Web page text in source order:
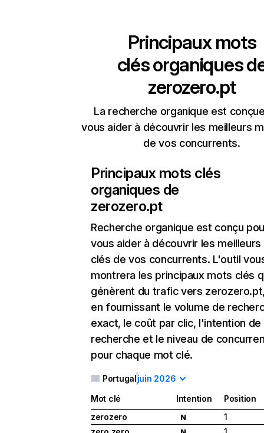
Principaux mots
clés organiques
zerozero.pt
La recherche organique est
vous aider à découvrir les meilleurs
de vos concurrents.
Principaux mots clés
organiques de
zerozero.pt
Recherche organique est conçu
vous aider à découvrir les
clés de vos concurrents. L'outil
montrera les principaux mots clés
génèrent du trafic vers
en fournissant le volume de
exact, le coût par clic, l'intention de
recherche et le niveau de
pour chaque mot clé.
Portugaljuin 2026
Mot clé Intention
Position
zerozero
N
1